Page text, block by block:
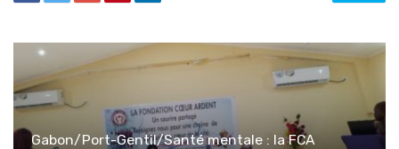
Gabon/Port-Gentil/Santé mentale : la FCA